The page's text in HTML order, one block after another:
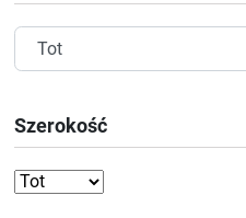
Szerokość